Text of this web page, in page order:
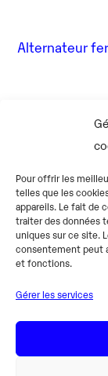
Pour offrir les
telles que les
appareils. Le fait de
traiter des données
uniques sur ce site.
consentement peut
et fonctions.
Gérer les services
Alternateur
Alternateur
18 Août